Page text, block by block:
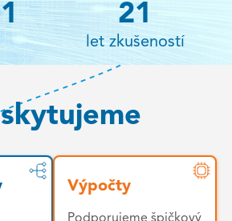
30
let zkušeností
Výpočty